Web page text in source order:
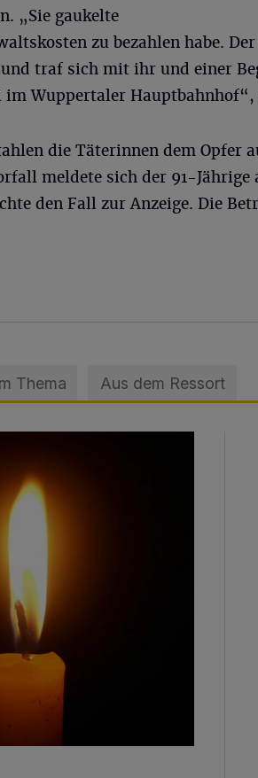
„Sie gaukelte
zu bezahlen habe.
traf sich mit ihr und einer
im Wuppertaler Hauptbahnhof“,
die Täterinnen dem Opfer
meldete sich der 91-Jährige
den Fall zur Anzeige. Die
Thema Aus dem Ressort